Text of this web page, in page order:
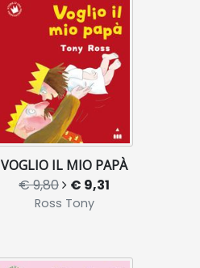
VOGLIO IL MIO PAPÀ
€ 9,80 € 9,31
Ross Tony